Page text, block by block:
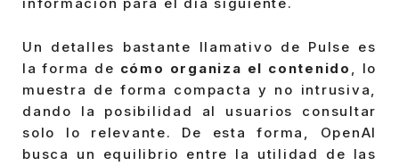
Un detalles bastante llamativo de Pulse es
la forma de cómo organiza el contenido , lo
muestra de forma compacta y no intrusiva,
dando la posibilidad al usuarios consultar
solo lo relevante. De esta forma, OpenAI
busca un equilibrio entre la utilidad de las